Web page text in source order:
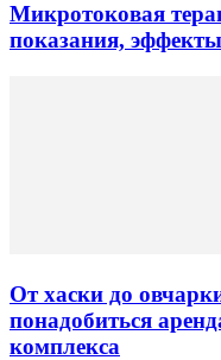
Микротоковая
показания,
От хаски до
понадобиться
комплекса